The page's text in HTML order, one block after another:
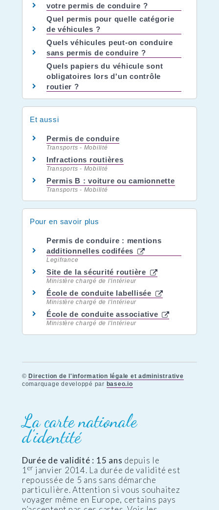
votre permis de conduire ?
Quel permis pour quelle catégorie
de véhicules ?
Quels véhicules peut-on conduire
sans permis de conduire ?
Quels papiers du véhicule sont
obligatoires lors d'un contrôle
routier ?
Et aussi
Permis de conduire
Transports - Mobilité
Infractions routières
Transports - Mobilité
Permis B : voiture ou camionnette
Transports - Mobilité
Pour en savoir plus
Permis de conduire : mentions
additionnelles codifées
Legifrance
Site de la sécurité routière
Ministère chargé de l'intérieur
École de conduite labellisée
Ministère chargé de l'intérieur
École de conduite associative
Ministère chargé de l'intérieur
©Direction de l'information légale et administrative
comarquage developpé par baseo.io
La carte nationale
d’identité
Durée de validité : 15 ans depuis le
1er janvier 2014. La durée de validité est
repoussée de 5 ans sans démarche
particulière. Attention si vous souhaitez
voyager même en Europe, certains pays